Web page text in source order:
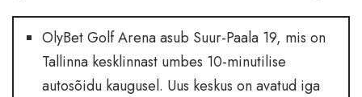
OlyBet Golf Arena asub Suur-Paala 19, mis on
Tallinna kesklinnast umbes 10-minutilise
autosõidu kaugusel. Uus keskus on avatud iga